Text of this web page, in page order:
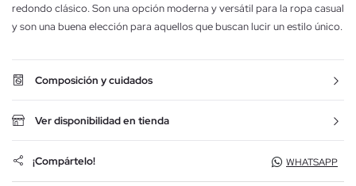
redondo clásico. Son una opción moderna y versátil para la ropa casual
y son una buena elección para aquellos que buscan lucir un estilo único.
Composición y cuidados
Ver disponibilidad en tienda
¡Compártelo! WHATSAPP